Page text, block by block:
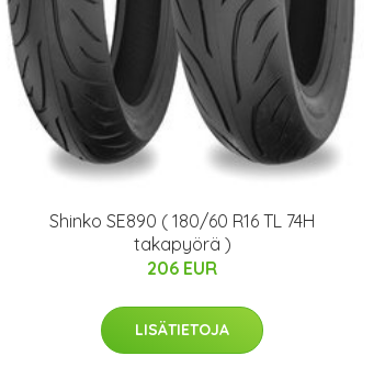
Shinko SE890 ( 180/60 R16 TL 74H
takapyörä )
206 EUR
LISÄTIETOJA